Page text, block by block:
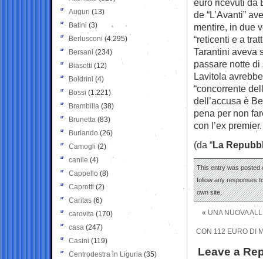
euro ricevuti da
de “L’Avanti”
mentire, in due
“reticenti e a
Tarantini aveva
passare notte
Lavitola
“concorrente
dell’accusa è
pena per non
con l’ex premier.
(da “La
This entry was posted
follow any responses
own site.
« UNA NUOVA
CON 112 EURO DI
Leave a
Auguri (13)
Batini (3)
Berlusconi (4.295)
Bersani (234)
Biasotti (12)
Boldrini (4)
Bossi (1.221)
Brambilla (38)
Brunetta (83)
Burlando (26)
Camogli (2)
canile (4)
Cappello (8)
Caprotti (2)
Caritas (6)
carovita (170)
casa (247)
Casini (119)
Centrodestra in Liguria (35)